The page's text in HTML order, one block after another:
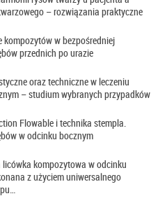
– rozwiązania praktyczne
kompozytów w bezpośredniej
przednich po urazie
oraz techniczne w leczeniu
– studium wybranych przypadków
Flowable i technika stempla.
w odcinku bocznym
licówka kompozytowa w odcinku
z użyciem uniwersalnego